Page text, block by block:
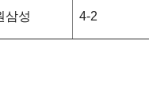
삼성 4-2